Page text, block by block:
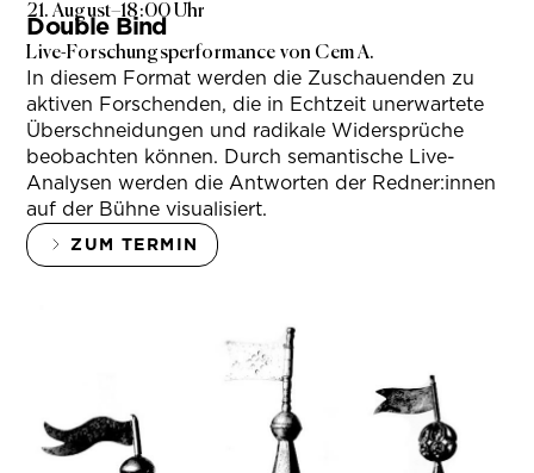
21. August–18:00 Uhr
Double Bind
Live-Forschungsperformance von Cem A.
In diesem Format werden die Zuschauenden zu
aktiven Forschenden, die in Echtzeit unerwartete
Überschneidungen und radikale Widersprüche
beobachten können. Durch semantische Live-
Analysen werden die Antworten der Redner:innen
auf der Bühne visualisiert.
ZUM TERMIN